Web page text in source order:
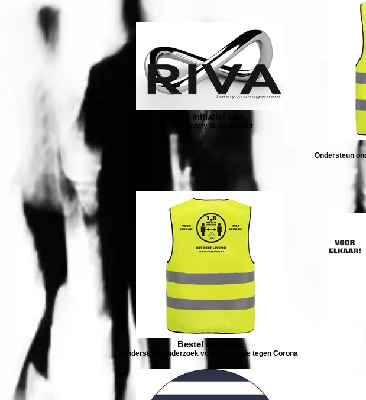
Op initiatief van
RIVA Safety Management
Ondersteun
Bestel uw hesje
Ondersteun onderzoek voor medicatie tegen Corona